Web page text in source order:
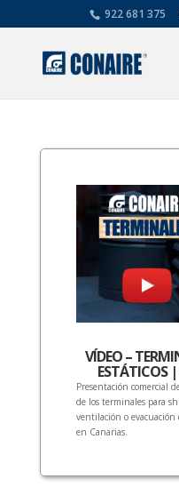
922 681 375
VÍDEO –
Presentación comercial
de los terminales para
ventilación o evacuación
en Canarias.